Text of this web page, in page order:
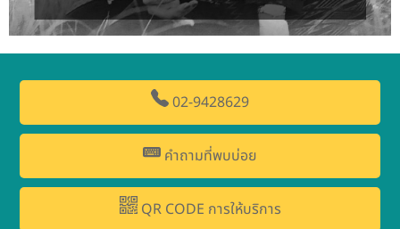
02-9428629
คำถามที่พบบ่อย
QR CODE การให้บริการ